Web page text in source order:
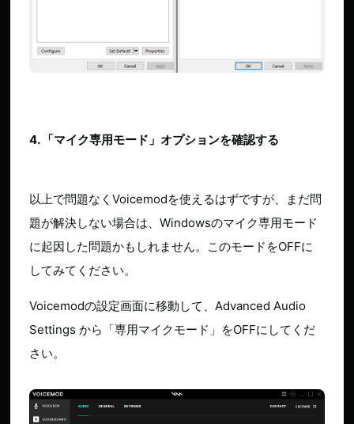
4. 「マイク専用モード」オプションを確認する
以上で問題なくVoicemodを使えるはずですが、まだ問
題が解決しない場合は、Windowsのマイク専用モード
に起因した問題かもしれません。このモードをOFFに
してみてください。
Voicemodの設定画面に移動して、Advanced Audio
Settings から「専用マイクモード」をOFFにしてくだ
さい。